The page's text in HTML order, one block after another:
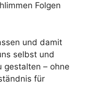
Folgen
und damit
selbst und
gestalten – ohne
für